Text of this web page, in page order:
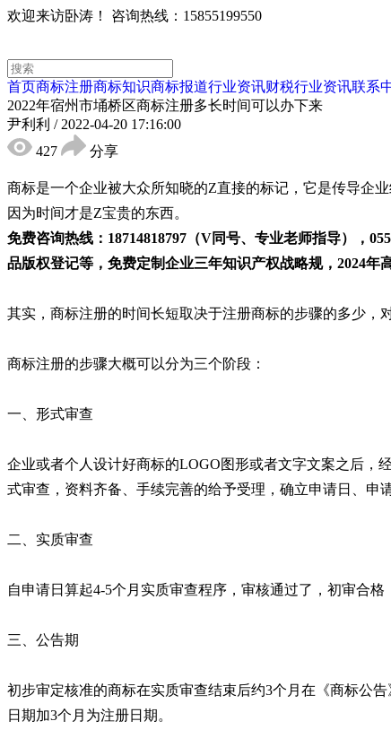
欢迎来访卧涛！ 咨询热线：15855199550
首页商标注册商标知识商标报道行业资讯财税行业资讯联系
2022年宿州市埇桥区商标注册多长时间可以办下来
尹利利 / 2022-04-20 17:16:00
427
分享
商标是一个企业被大众所知晓的Z直接的标记，它是传导企
因为时间才是Z宝贵的东西。
免费咨询热线：18714818797（V同号、专业老师指导），
品版权登记等，免费定制企业三年知识产权战略规，2024年
其实，商标注册的时间长短取决于注册商标的步骤的多少，
商标注册的步骤大概可以分为三个阶段：
一、形式审查
企业或者个人设计好商标的LOGO图形或者文字文案之后，
式审查，资料齐备、手续完善的给予受理，确立申请日、申
二、实质审查
自申请日算起4-5个月实质审查程序，审核通过了，初审合格
三、公告期
初步审定核准的商标在实质审查结束后约3个月在《商标公
日期加3个月为注册日期。